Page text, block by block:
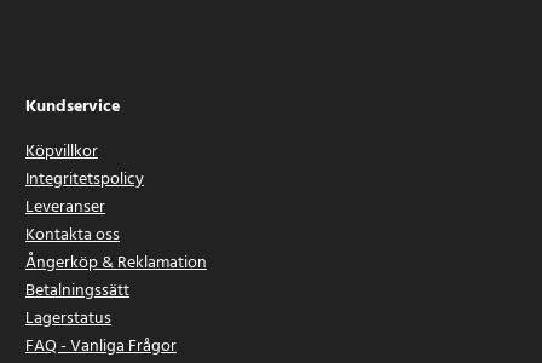
Kundservice
Köpvillkor
Integritetspolicy
Leveranser
Kontakta oss
Ångerköp & Reklamation
Betalningssätt
Lagerstatus
FAQ - Vanliga Frågor